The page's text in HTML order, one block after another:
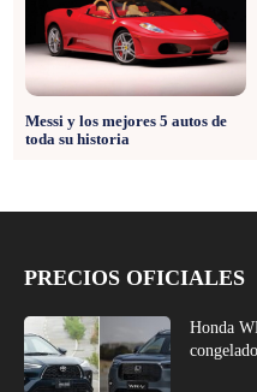
Messi y los mejores 5 autos de
toda su historia
PRECIOS OFICIALES
Honda